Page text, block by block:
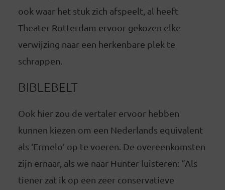
ook waar het stuk zich afspeelt, al heeft
Theater Rotterdam ervoor gekozen elke
verwijzing naar een herkenbare plek te
schrappen.
BIBLEBELT
Ook hier zou de vertaler ervoor hebben
kunnen kiezen om een Nederlands equivalent
als ‘Ermelo’ op te voeren. De overeenkomsten
zijn ernaar, als we naar Hunter luisteren: “Als
tiener zat ik op een zeer conservatieve